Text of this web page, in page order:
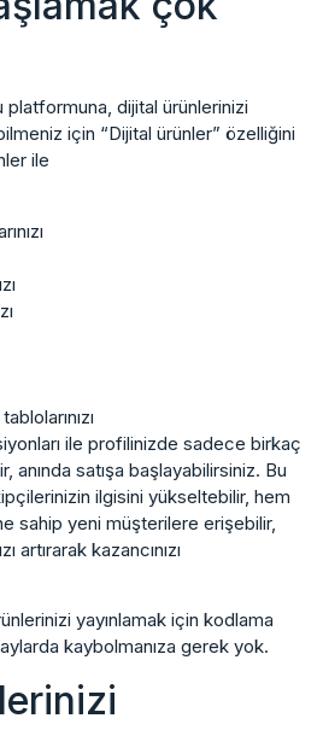
platformuna, dijital ürünlerinizi
için “Dijital ürünler” özelliğini
ile
ile profilinizde sadece birkaç
anında satışa başlayabilirsiniz. Bu
ilgisini yükseltebilir, hem
sahip yeni müşterilere erişebilir,
artırarak kazancınızı
yayınlamak için kodlama
kaybolmanıza gerek yok.